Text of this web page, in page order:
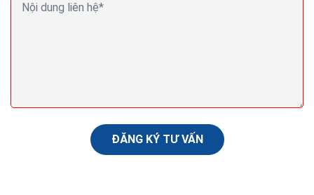
ĐĂNG KÝ TƯ VẤN